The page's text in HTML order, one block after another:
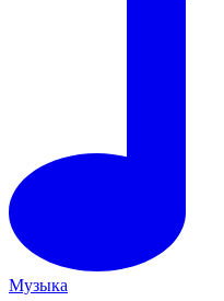
Музыка